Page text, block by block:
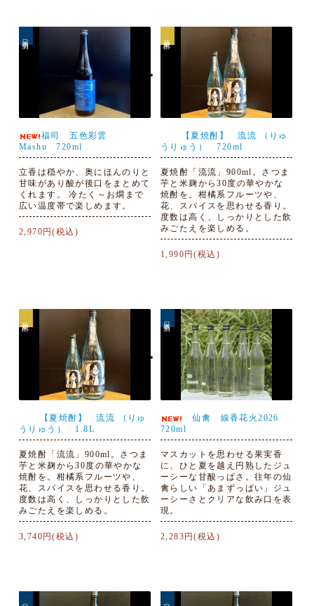
福司 五色彩雲
Mashu 720ml
立香は穏やか、奥にほんのりと
甘味があり酸が後口をまとめて
くれます。 冷たく～お燗まで
広い温度帯で楽しめます。
2,970円(税込)
【夏焼酎】 流流 （りゅ
うりゅう） 720ml
夏焼酎「流流」900ml。さつま
芋と米麹から30度の華やかな
焼酎を。柑橘系フルーツや、
花、スパイスを思わせる香り。
度数は高く、しっかりとした飲
みごたえを楽しめる。
1,990円(税込)
【夏焼酎】 流流 （りゅ
うりゅう） 1.8L
夏焼酎「流流」900ml。さつま
芋と米麹から30度の華やかな
焼酎を。柑橘系フルーツや、
花、スパイスを思わせる香り。
度数は高く、しっかりとした飲
みごたえを楽しめる。
3,740円(税込)
仙禽 線香花火2026
720ml
マスカットを思わせる果実香
に、ひと夏を越え円熟したジュ
ーシーな甘酸っぱさ。往年の仙
禽らしい「あまずっぱい」ジュ
ーシーさとクリアな飲み口を表
現。
2,283円(税込)